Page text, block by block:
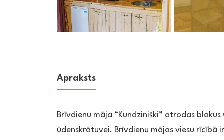
Apraksts
Brīvdienu māja “Kundziniški” atrodas blakus
ūdenskrātuvei. Brīvdienu mājas viesu rīcībā